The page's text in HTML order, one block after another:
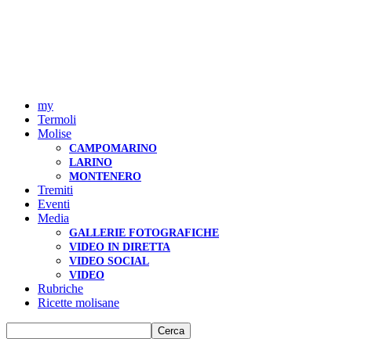
my
Termoli
Molise
CAMPOMARINO
LARINO
MONTENERO
Tremiti
Eventi
Media
GALLERIE FOTOGRAFICHE
VIDEO IN DIRETTA
VIDEO SOCIAL
VIDEO
Rubriche
Ricette molisane